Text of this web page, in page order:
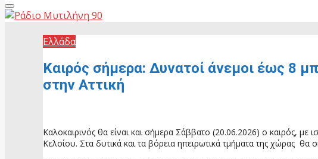
Primary
Menu
Ελλάδα
Καιρός σήμερα: Δυνατοί άνεμοι έως 8
στην Αττική
Καλοκαιρινός θα είναι και σήμερα Σάββατο (20.06.2026) ο καιρός,
Κελσίου. Στα δυτικά και τα βόρεια ηπειρωτικά τμήματα της χώρας θα